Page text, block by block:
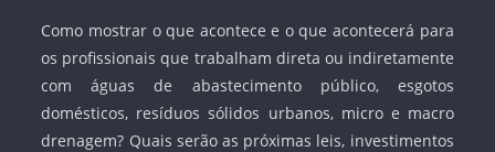
Como mostrar o que acontece e o que acontecerá para
os profissionais que trabalham direta ou indiretamente
com águas de abastecimento público, esgotos
domésticos, resíduos sólidos urbanos, micro e macro
drenagem? Quais serão as próximas leis, investimentos